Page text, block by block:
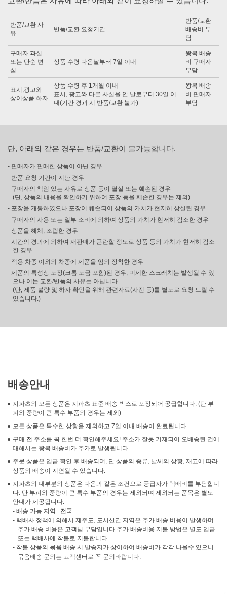
반품/교환 사
유
반품/교환 요청기간
반품/교환
배송비 부
담
구매자 과실
또는 단순 변
심
상품 수령 다음날부터 7일 이내
왕복 배송
비 구매자
부담
표시,광고와
상이상품 하자
상품 수령 후 1개월 이내
표시, 광고와 다른 사실을 안 날로부터 30일 이
내(기간 경과 시 반품/교환 불가)
왕복 배송
비 판매자
부담
단, 아래와 같은 경우는 반품/교환이 불가능합니다.
- 판매자가 판매한 상품이 아닌 경우
- 반품 요청 기간이 지난 경우
- 구매자의 책임 있는 사유로 상품 등이 멸실 또는 훼손된 경우
(단, 상품의 내용을 확인하기 위하여 포장 등을 훼손한 경우는 제외)
- 포장을 개봉하였으나 포장이 훼손되어 상품의 가치가 현저히 상실된 경우
- 구매자의 사용 또는 일부 소비에 의하여 상품의 가치가 현저히 감소한 경우
- 상품을 해체, 조립한 경우
- 시간의 경과에 의하여 재판매가 곤란할 정도로 상품 등의 가치가 현저히 감소
한 경우
- 적용 차종 이외의 차종에 제품을 임의 장착한 경우
- 제품의 특성상 도장(크롬 도금 포함)된 경우, 미세한 스크래치는 발생될 수 있
으나 이는 교환/반품의 사유는 아닙니다.
(단, 제품 불량 및 하자 확인을 위해 관련자료(사진 등)를 별도로 요청 드릴 수
있습니다.)
배송안내
지파츠의 모든 상품은 지파츠 표준 배송 박스로 포장되어 공급합니다. (단 부
피와 중량이 큰 특수 부품의 경우는 제외)
모든 상품은 특수한 상황을 제외하고 7일 이내 배송이 완료됩니다.
구매 전 주소를 꼭 한번 더 확인해주세요! 주소가 잘못 기재되어 오배송된 건에
대해서는 왕복 배송비가 추가로 발생됩니다.
주문 상품은 입금 확인 후 배송되며, 단 상품의 종류, 날씨의 상황, 재고에 따라
상품의 배송이 지연될 수 있습니다.
지파츠의 대부분의 상품은 다음과 같은 조건으로 공급자가 택배비를 부담합니
다. 단 부피와 중량이 큰 특수 부품의 경우는 제외되며 제외되는 품목은 별도
안내가 제공됩니다.
- 배송 가능 지역 : 전국
- 택배사 정책에 의해서 제주도, 도서산간 지역은 추가 배송 비용이 발생하며
추가 배송 비용은 고객님 부담입니다.추가 배송비용 지불 방법은 별도 입금
또는 택배사에 착불로 지불합니다.
- 착불 상품의 묶음 배송 시 발송지가 상이하여 배송비가 각각 나올수 있으니
묶음배송 문의는 고객센터로 꼭 문의바랍니다.